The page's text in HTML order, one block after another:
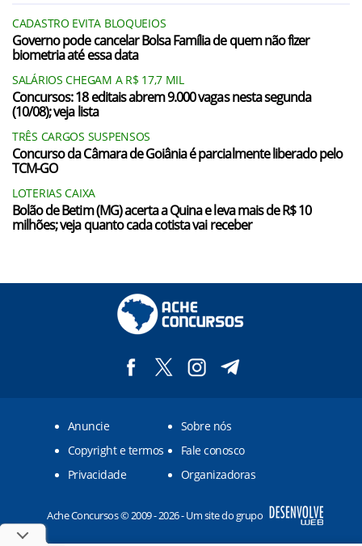
CADASTRO EVITA BLOQUEIOS
Governo pode cancelar Bolsa Família de quem não fizer
biometria até essa data
SALÁRIOS CHEGAM A R$ 17,7 MIL
Concursos: 18 editais abrem 9.000 vagas nesta segunda
(10/08); veja lista
TRÊS CARGOS SUSPENSOS
Concurso da Câmara de Goiânia é parcialmente liberado pelo
TCM-GO
LOTERIAS CAIXA
Bolão de Betim (MG) acerta a Quina e leva mais de R$ 10
milhões; veja quanto cada cotista vai receber
Anuncie
Sobre nós
Copyright e termos
Fale conosco
Privacidade
Organizadoras
Ache Concursos © 2009 - 2026 - Um site do grupo